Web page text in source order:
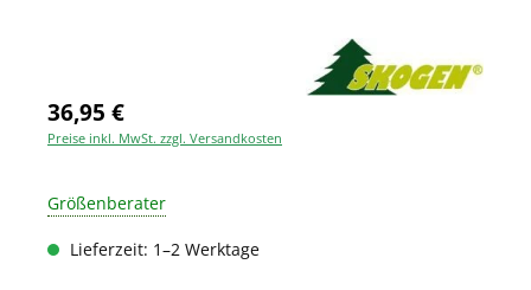
36,95 €
Preise inkl. MwSt. zzgl. Versandkosten
Größenberater
Lieferzeit: 1–2 Werktage